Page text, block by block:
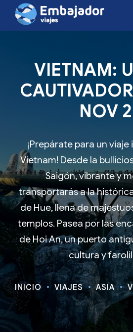
VIETNAM:
NOV
¡Prepárate para un
Vietnam! Desde la
Saigón, vibrante y
transportarás a la
de Hue, llena de
templos. Pasea por las
de Hoi An, un puerto
cultura y
INICIO VIAJES ASIA